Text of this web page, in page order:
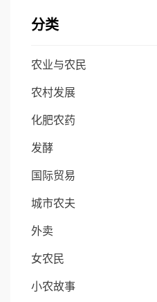
分类
农业与农民
农村发展
化肥农药
发酵
国际贸易
城市农夫
外卖
女农民
小农故事